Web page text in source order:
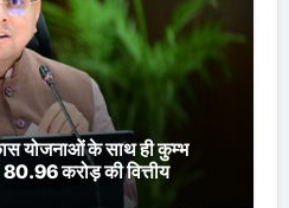
योजनाओं के साथ ही कुम्भ
करोड़ की वित्तीय